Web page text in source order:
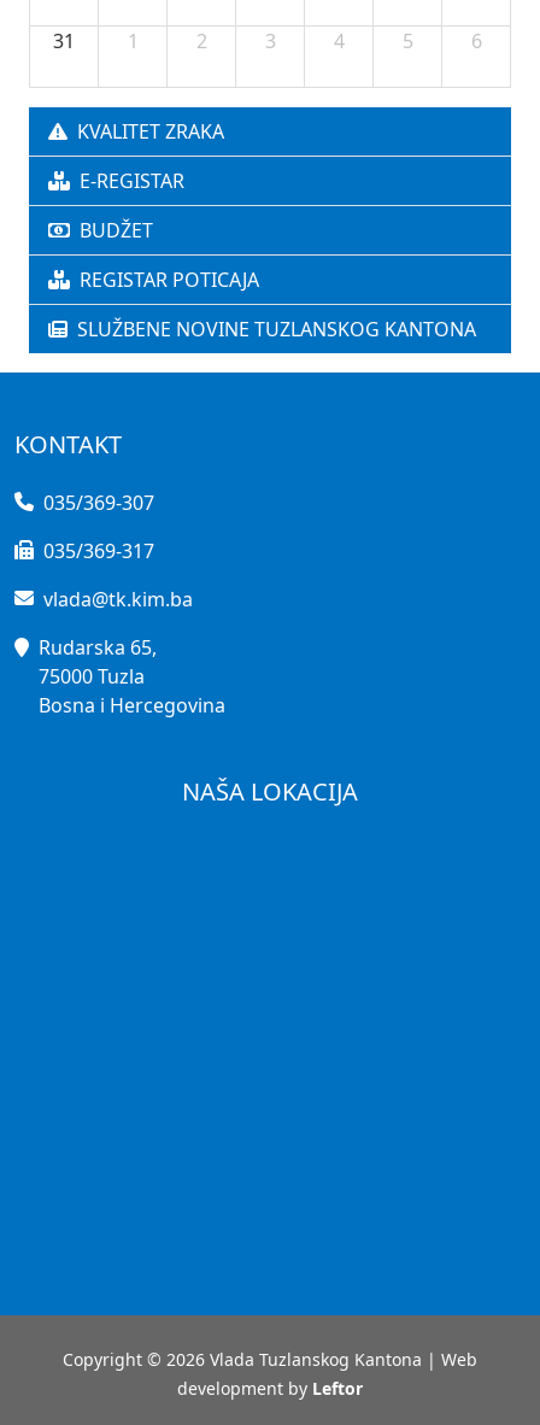
31 1 2 3 4 5 6
KVALITET ZRAKA
E-REGISTAR
BUDŽET
REGISTAR POTICAJA
SLUŽBENE NOVINE TUZLANSKOG KANTONA
KONTAKT
035/369-307
035/369-317
vlada@tk.kim.ba
Rudarska 65,
75000 Tuzla
Bosna i Hercegovina
NAŠA LOKACIJA
Copyright © 2026 Vlada Tuzlanskog Kantona | Web
development by Leftor